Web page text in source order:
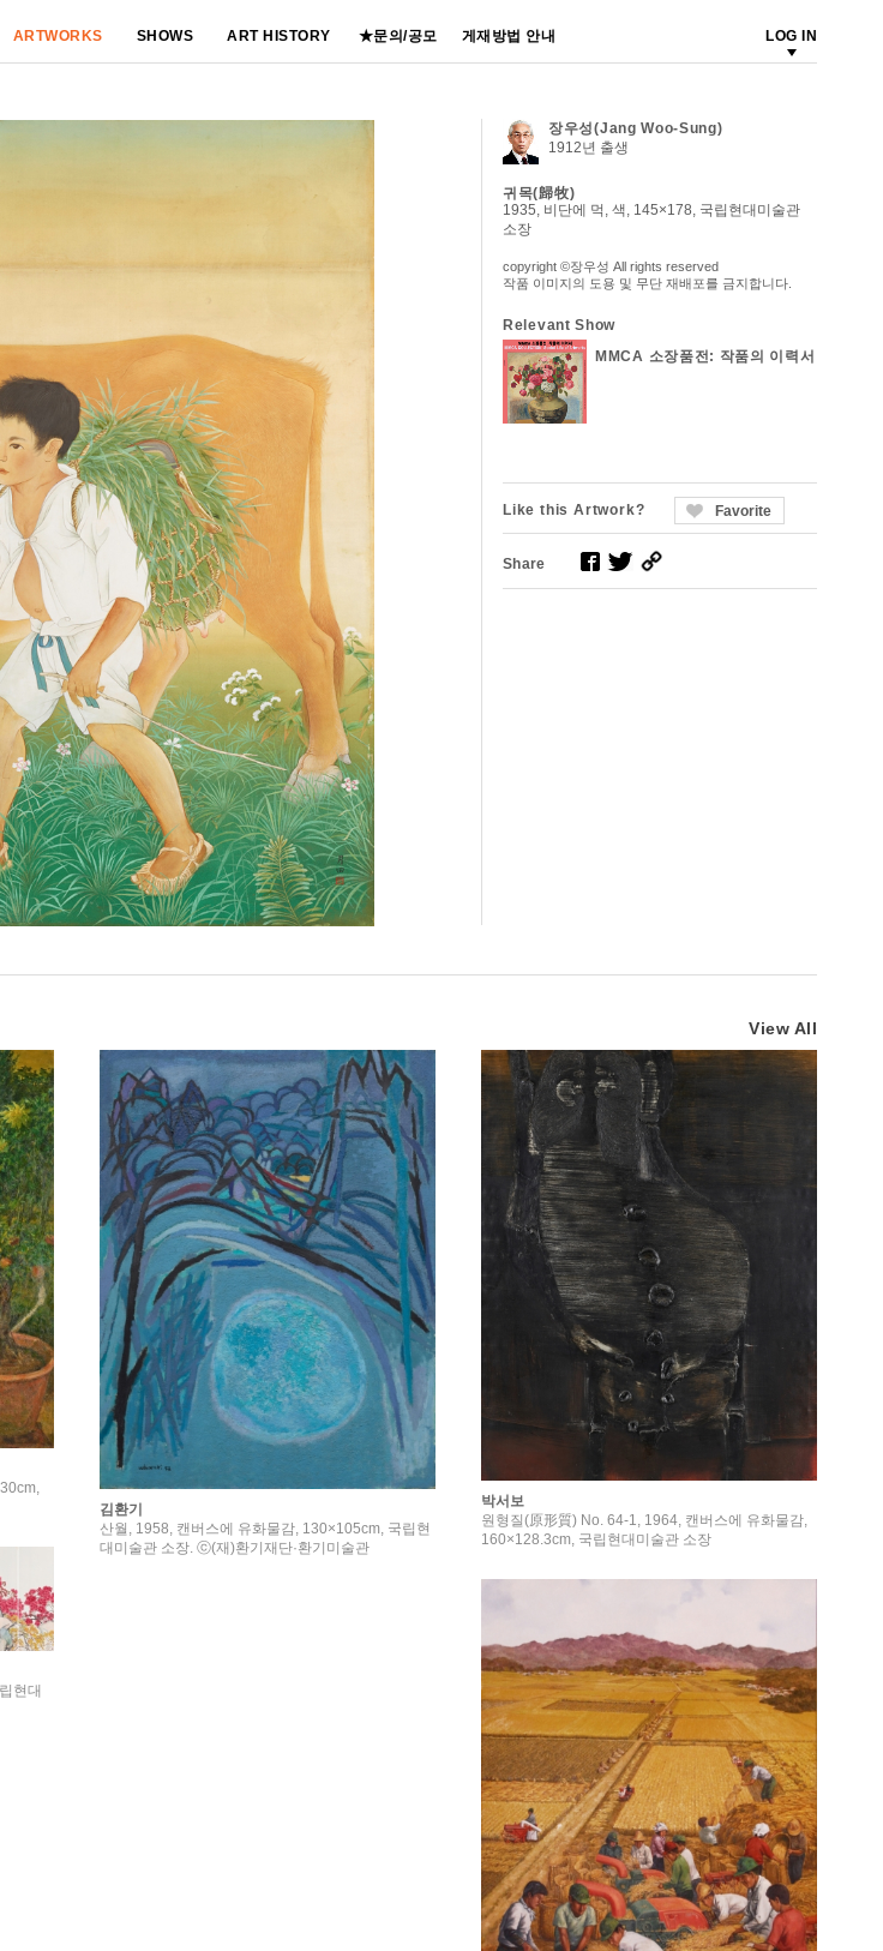
ARTWORKS SHOWS ART HISTORY ★문의/공모 게재방법 안내 LOG IN
장우성(Jang Woo-Sung)
1912년 출생
귀목(歸牧)
1935, 비단에 먹, 색, 145×178, 국립현대미술관
소장
copyright ©장우성 All rights reserved
작품 이미지의 도용 및 무단 재배포를 금지합니다.
Relevant Show
MMCA 소장품전: 작품의 이력서
Like this Artwork? Favorite
Share
View All
김환기
산월, 1958, 캔버스에 유화물감, 130×105cm, 국립현
대미술관 소장. ⓒ(재)환기재단·환기미술관
박서보
원형질(原形質) No. 64-1, 1964, 캔버스에 유화물감,
160×128.3cm, 국립현대미술관 소장
현대